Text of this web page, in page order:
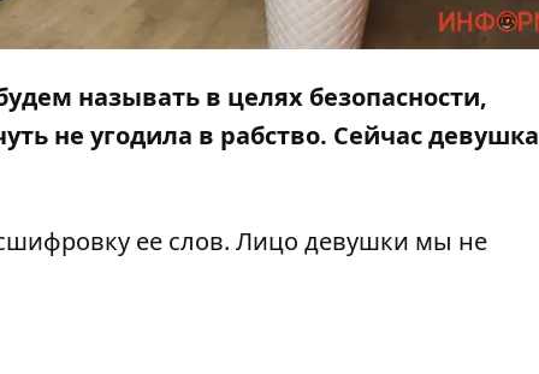
называть в целях безопасности,
не угодила в рабство. Сейчас девушка
ее слов. Лицо девушки мы не